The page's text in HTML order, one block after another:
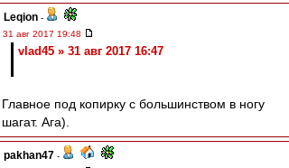
Leqion -
31 авг 2017 19:48
vlad45 » 31 авг 2017 16:47
Главное под копирку с большинством в ногу
шагат. Ага).
pakhan47 -